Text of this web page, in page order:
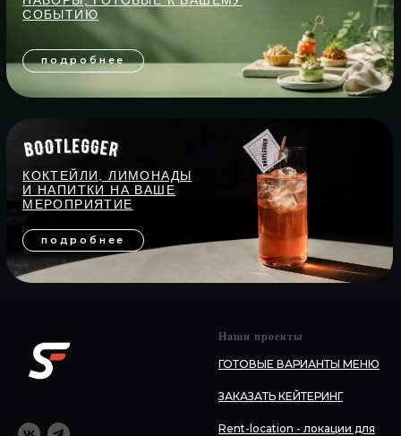
Наши проекты
ГОТОВЫЕ ВАРИАНТЫ МЕНЮ
ЗАКАЗАТЬ КЕЙТЕРИНГ
Rent-location - локации для